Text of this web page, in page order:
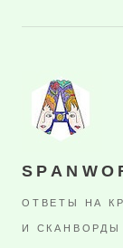
ОТВЕТЫ НА
И